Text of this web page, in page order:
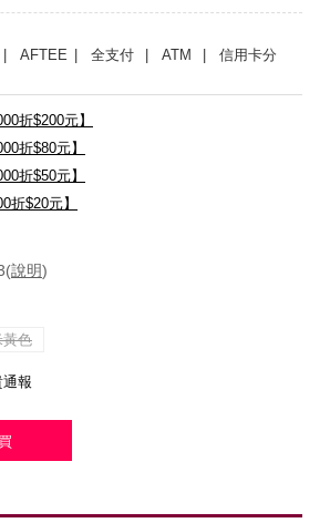
| AFTEE | 全支付 | ATM
| 信用卡分
折$200元】
折$80元】
折$50元】
折$20元】
說明)
黃色
報